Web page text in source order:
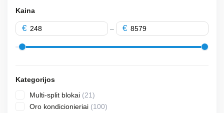
Kaina
€ – €
Kategorijos
Multi-split blokai
2121
products
Oro kondicionieriai 100100